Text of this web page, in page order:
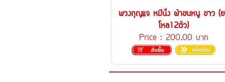
พวงกุญแจ หมีนั่ง ผ้าขนหนู ขาว (
โหล12ตัว)
Price : 200.00 บาท